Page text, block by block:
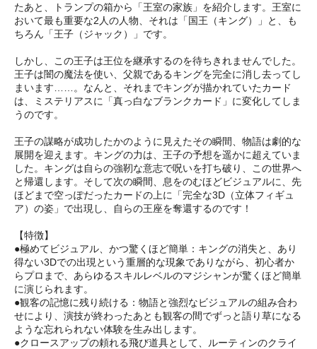
たあと、トランプの箱から「王室の家族」を紹介します。王室に
おいて最も重要な2人の人物、それは「国王（キング）」と、も
ちろん「王子（ジャック）」です。
しかし、この王子は王位を継承するのを待ちきれませんでした。
王子は闇の魔法を使い、父親であるキングを完全に消し去ってし
まいます……。なんと、それまでキングが描かれていたカード
は、ミステリアスに「真っ白なブランクカード」に変化してしま
うのです。
王子の謀略が成功したかのように見えたその瞬間、物語は劇的な
展開を迎えます。キングの力は、王子の予想を遥かに超えていま
した。キングは自らの強靭な意志で呪いを打ち破り、この世界へ
と帰還します。そして次の瞬間、息をのむほどビジュアルに、先
ほどまで空っぽだったカードの上に「完全な3D（立体フィギュ
ア）の姿」で出現し、自らの王座を奪還するのです！
【特徴】
●極めてビジュアル、かつ驚くほど簡単：キングの消失と、あり
得ない3Dでの出現という重層的な現象でありながら、初心者か
らプロまで、あらゆるスキルレベルのマジシャンが驚くほど簡単
に演じられます。
●観客の記憶に残り続ける：物語と強烈なビジュアルの組み合わ
せにより、演技が終わったあとも観客の間でずっと語り草になる
ような忘れられない体験を生み出します。
●クロースアップの頼れる飛び道具として、ルーティンのクライ